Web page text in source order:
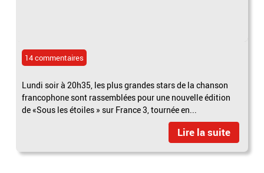
14 commentaires
Lundi soir à 20h35, les plus grandes stars de la chanson
francophone sont rassemblées pour une nouvelle édition
de «Sous les étoiles » sur France 3, tournée en...
Lire la suite